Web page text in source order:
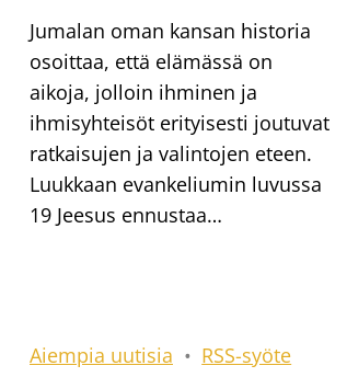
Jumalan oman kansan historia
osoittaa, että elämässä on
aikoja, jolloin ihminen ja
ihmisyhteisöt erityisesti joutuvat
ratkaisujen ja valintojen eteen.
Luukkaan evankeliumin luvussa
19 Jeesus ennustaa…
Aiempia uutisia • RSS-syöte